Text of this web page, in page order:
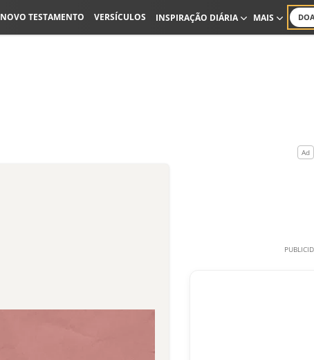
NOVO TESTAMENTO VERSÍCULOS INSPIRAÇÃO DIÁRIA MAIS